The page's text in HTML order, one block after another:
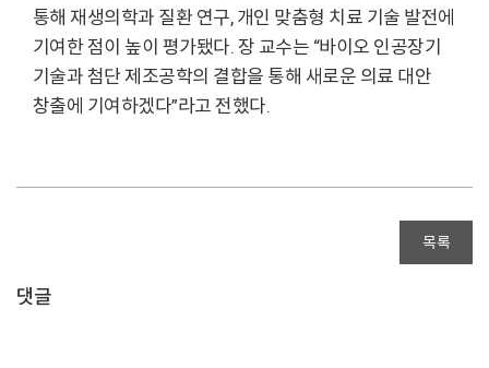
통해 재생의학과 질환 연구, 개인 맞춤형 치료 기술 발전에
기여한 점이 높이 평가됐다. 장 교수는 “바이오 인공장기
기술과 첨단 제조공학의 결합을 통해 새로운 의료 대안
창출에 기여하겠다”라고 전했다.
목록
댓글